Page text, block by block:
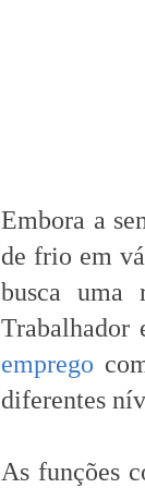
Embora a
de frio em
busca uma
Trabalhador
emprego
diferentes
As funções